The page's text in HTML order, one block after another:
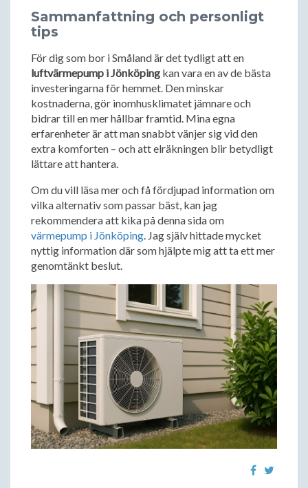
Sammanfattning och personligt
tips
För dig som bor i Småland är det tydligt att en
luftvärmepump i Jönköping kan vara en av de bästa
investeringarna för hemmet. Den minskar
kostnaderna, gör inomhusklimatet jämnare och
bidrar till en mer hållbar framtid. Mina egna
erfarenheter är att man snabbt vänjer sig vid den
extra komforten – och att elräkningen blir betydligt
lättare att hantera.
Om du vill läsa mer och få fördjupad information om
vilka alternativ som passar bäst, kan jag
rekommendera att kika på denna sida om
värmepump i Jönköping. Jag själv hittade mycket
nyttig information där som hjälpte mig att ta ett mer
genomtänkt beslut.